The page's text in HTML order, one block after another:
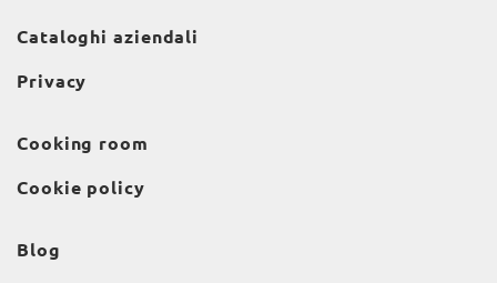
Cataloghi aziendali
Privacy
Cooking room
Cookie policy
Blog